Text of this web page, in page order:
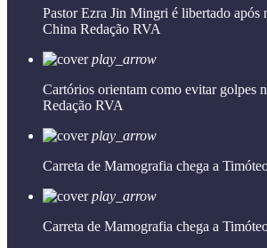
Pastor Ezra Jin Mingri é libertado após
China Redação RVA
play_arrow
Cartórios orientam como evitar golpes
Redação RVA
play_arrow
Carreta de Mamografia chega a
play_arrow
Carreta de Mamografia chega a